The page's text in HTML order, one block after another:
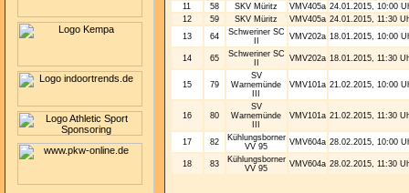
11
58 SKV Müritz VMV405a 24.01.2015, 10:00
12
59 SKV Müritz VMV405a 24.01.2015, 11:30
13
64
Schweriner SC VMV202a 18.01.2015, 10:00
14 65
Schweriner SC VMV202a 18.01.2015, 11:30
15 79
SV
Warnemünde
VMV101a 21.02.2015, 10:00
16 80
SV
Warnemünde
VMV101a 21.02.2015, 11:30
17 82
Kühlungsborner
VV 95
VMV604a 28.02.2015, 10:00
18 83
Kühlungsborner
VV 95
VMV604a 28.02.2015, 11:30